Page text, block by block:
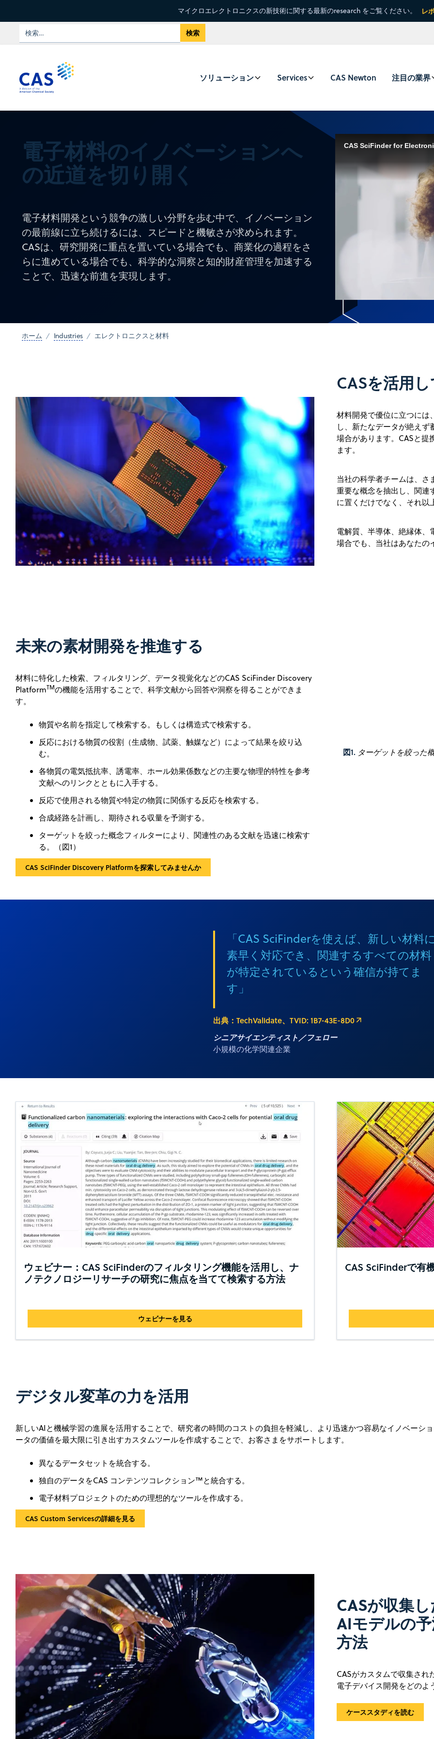
マイクロエレクトロニクスの新技術に関する最新のresearch をご覧ください。 レ
ソリューション Services CAS Newton 注目の業界
電子材料のイノベーションへ
の近道を切り開く
電子材料開発という競争の激しい分野を歩む中で、イノベーション
の最前線に立ち続けるには、スピードと機敏さが求められます。
CASは、研究開発に重点を置いている場合でも、商業化の過程をさ
らに進めている場合でも、科学的な洞察と知的財産管理を加速する
ことで、迅速な前進を実現します。
CAS SciFinder for
ホーム Industries エレクトロニクスと材料
CASを活用
材料開発で優位に立つには
し、新たなデータが絶え
場合があります。CASと提
ます。
当社の科学者チームは、さ
重要な概念を抽出し、関連
に置くだけでなく、それ以
電解質、半導体、絶縁体、
場合でも、当社はあなたの
未来の素材開発を推進する
材料に特化した検索、フィルタリング、データ視覚化などのCAS SciFinder Discovery
PlatformTMの機能を活用することで、科学文献から回答や洞察を得ることができま
す。
物質や名前を指定して検索する。もしくは構造式で検索する。
反応における物質の役割（生成物、試薬、触媒など）によって結果を絞り込
む。
各物質の電気抵抗率、誘電率、ホール効果係数などの主要な物理的特性を参考
文献へのリンクとともに入手する。
反応で使用される物質や特定の物質に関係する反応を検索する。
合成経路を計画し、期待される収量を予測する。
ターゲットを絞った概念フィルターにより、関連性のある文献を迅速に検索す
る。（図1）
CAS SciFinder Discovery Platformを探索してみませんか
図1. ターゲットを絞った
「CAS SciFinderを使えば、新しい材料
素早く対応でき、関連するすべての材料
が特定されているという確信が持てま
す」
出典：TechValidate、TVID: 1B7-43E-8D0
シニアサイエンティスト／フェロー
小規模の化学関連企業
ウェビナー：CAS SciFinderのフィルタリング機能を活用し、ナ
ノテクノロジーリサーチの研究に焦点を当てて検索する方法
ウェビナーを見る
CAS SciFinderで有
デジタル変革の力を活用
新しいAIと機械学習の進展を活用することで、研究者の時間のコストの負担を軽減し、より迅速かつ容易なイノベーシ
ータの価値を最大限に引き出すカスタムツールを作成することで、お客さまをサポートします。
異なるデータセットを統合する。
独自のデータをCAS コンテンツコレクション™と統合する。
電子材料プロジェクトのための理想的なツールを作成する。
CAS Custom Servicesの詳細を見る
CASが収集
AIモデルの
方法
CASがカスタムで収集さ
電子デバイス開発をどのよ
ケーススタディを読む